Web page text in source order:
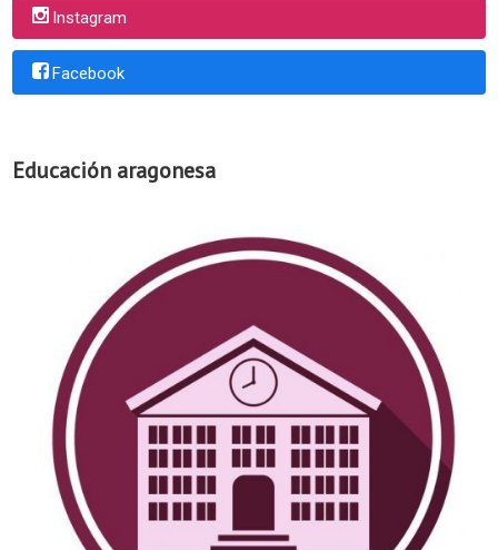
Instagram
Facebook
Educación aragonesa